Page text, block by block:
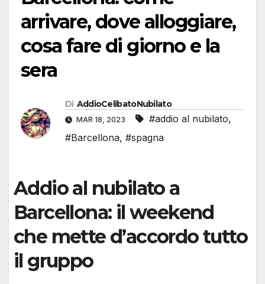
arrivare, dove alloggiare,
cosa fare di giorno e la
sera
Di AddioCelibatoNubilato
MAR 18, 2023 #addio al nubilato,
#Barcellona, #spagna
Addio al nubilato a
Barcellona: il weekend
che mette d’accordo tutto
il gruppo